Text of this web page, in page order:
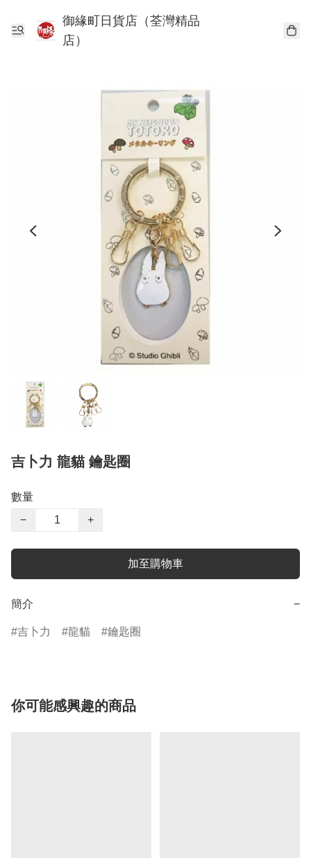
御緣町日貨店（荃灣精品
店）
吉卜力 龍貓 鑰匙圈
數量
−
+
加至購物車
簡介 −
吉卜力 龍貓 鑰匙圈
你可能感興趣的商品